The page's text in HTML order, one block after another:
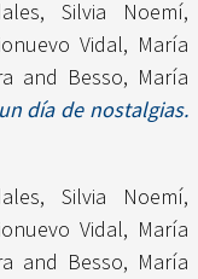
Silvia Noemí,
Vidal, María
and Besso, María
día de nostalgias.
Silvia Noemí,
Vidal, María
and Besso, María